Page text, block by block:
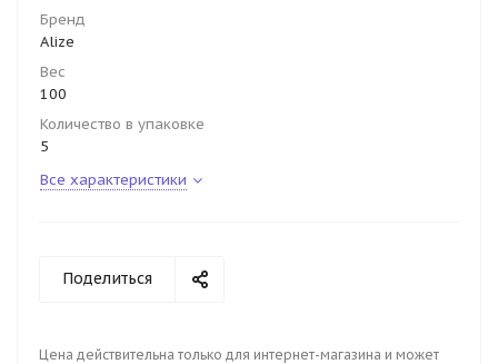
Бренд
Alize
Вес
100
Количество в упаковке
5
Все характеристики
Поделиться
Цена действительна только для интернет-магазина и может